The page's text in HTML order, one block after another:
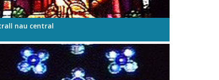
nau central